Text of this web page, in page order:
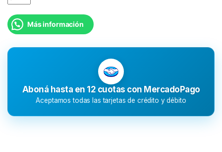
Más información
Aboná hasta en 12 cuotas con MercadoPago
Aceptamos todas las tarjetas de crédito y débito